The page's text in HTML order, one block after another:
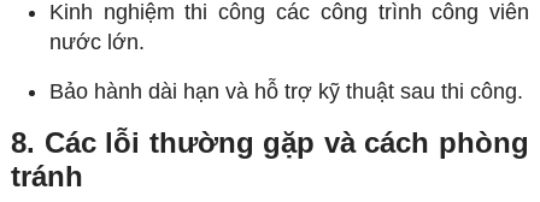
Kinh nghiệm thi công các công trình công viên
nước lớn.
Bảo hành dài hạn và hỗ trợ kỹ thuật sau thi công.
8. Các lỗi thường gặp và cách phòng
tránh